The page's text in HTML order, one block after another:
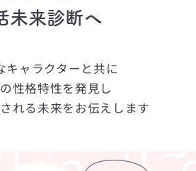
未来診断へ
キャラクターと共に
性格特性を発見し
れる未来をお伝えします